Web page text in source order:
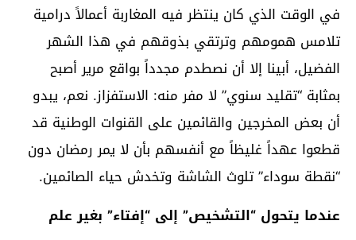
في الوقت الذي كان ينتظر فيه المغاربة أعمالاً درامية
تلامس همومهم وترتقي بذوقهم في هذا الشهر
الفضيل، أبينا إلا أن نصطدم مجدداً بواقع مرير أصبح
بمثابة “تقليد سنوي” لا مفر منه: الاستفزاز. نعم، يبدو
أن بعض المخرجين والقائمين على القنوات الوطنية قد
قطعوا عهداً غليظاً مع أنفسهم بأن لا يمر رمضان دون
“نقطة سوداء” تلوث الشاشة وتخدش حياء الصائمين.
عندما يتحول “التشخيص” إلى “إفتاء” بغير علم